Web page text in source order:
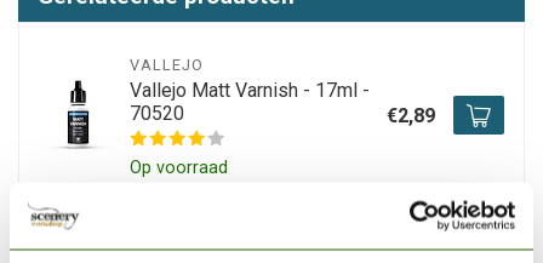
VALLEJO
Vallejo Matt Varnish - 17ml -
70520
Op voorraad
€2,89